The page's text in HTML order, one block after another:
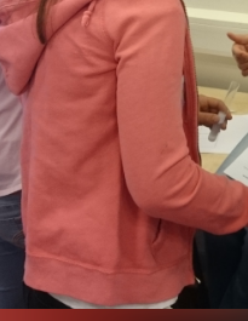
Gripsholmsskolan
Nationella prov,
rutiner
NPF-certifirering 1
NPF certifiering 2
Ordningsregler åk
7-9
Policy om prövning
Skada under
skoltid
Trivselregler
Specialundervisning
Utvecklingssamtal